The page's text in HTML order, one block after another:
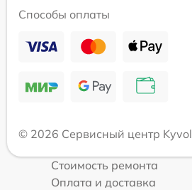
Способы оплаты
© 2026 Сервисный центр Kyvol
Стоимость ремонта
Оплата и доставка